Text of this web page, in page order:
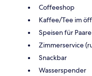
Coffeeshop
Kaffee/Tee im
Speisen für Paare
Zimmerservice
Snackbar
Wasserspender